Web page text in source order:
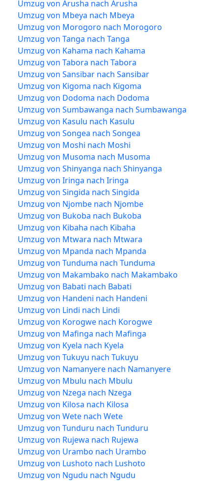
Umzug von Arusha nach Arusha
Umzug von Mbeya nach Mbeya
Umzug von Morogoro nach Morogoro
Umzug von Tanga nach Tanga
Umzug von Kahama nach Kahama
Umzug von Tabora nach Tabora
Umzug von Sansibar nach Sansibar
Umzug von Kigoma nach Kigoma
Umzug von Dodoma nach Dodoma
Umzug von Sumbawanga nach Sumbawanga
Umzug von Kasulu nach Kasulu
Umzug von Songea nach Songea
Umzug von Moshi nach Moshi
Umzug von Musoma nach Musoma
Umzug von Shinyanga nach Shinyanga
Umzug von Iringa nach Iringa
Umzug von Singida nach Singida
Umzug von Njombe nach Njombe
Umzug von Bukoba nach Bukoba
Umzug von Kibaha nach Kibaha
Umzug von Mtwara nach Mtwara
Umzug von Mpanda nach Mpanda
Umzug von Tunduma nach Tunduma
Umzug von Makambako nach Makambako
Umzug von Babati nach Babati
Umzug von Handeni nach Handeni
Umzug von Lindi nach Lindi
Umzug von Korogwe nach Korogwe
Umzug von Mafinga nach Mafinga
Umzug von Kyela nach Kyela
Umzug von Tukuyu nach Tukuyu
Umzug von Namanyere nach Namanyere
Umzug von Mbulu nach Mbulu
Umzug von Nzega nach Nzega
Umzug von Kilosa nach Kilosa
Umzug von Wete nach Wete
Umzug von Tunduru nach Tunduru
Umzug von Rujewa nach Rujewa
Umzug von Urambo nach Urambo
Umzug von Lushoto nach Lushoto
Umzug von Ngudu nach Ngudu